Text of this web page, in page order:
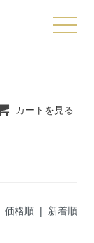
カートを見る
価格順| 新着順